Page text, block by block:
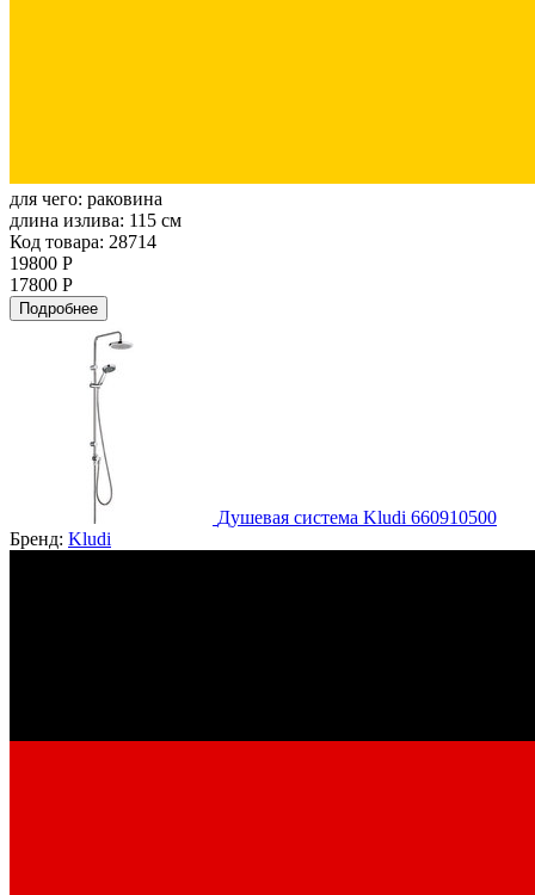
для чего: раковина
длина излива: 115 см
Код товара: 28714
19800 Р
17800 Р
Подробнее
Душевая система Kludi 660910500
Бренд: Kludi